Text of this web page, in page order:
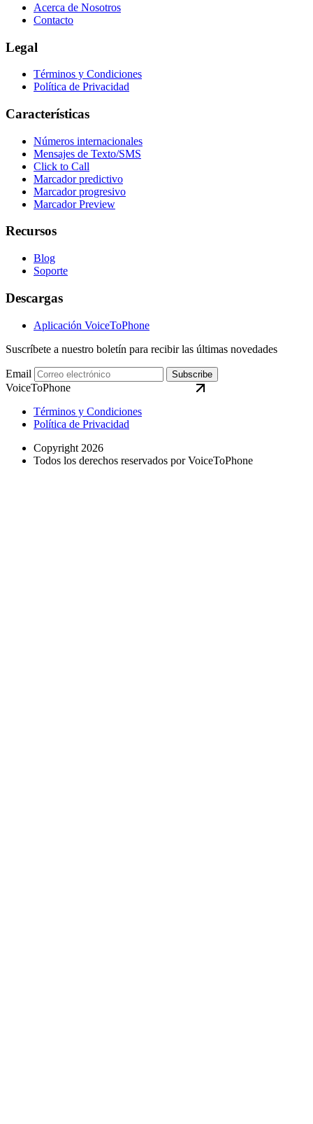
Acerca de Nosotros
Contacto
Legal
Términos y Condiciones
Política de Privacidad
Características
Números internacionales
Mensajes de Texto/SMS
Click to Call
Marcador predictivo
Marcador progresivo
Marcador Preview
Recursos
Blog
Soporte
Descargas
Aplicación VoiceToPhone
Suscríbete a nuestro boletín para recibir las últimas novedades
Email Subscribe
VoiceToPhone
Términos y Condiciones
Política de Privacidad
Copyright 2026
Todos los derechos reservados por VoiceToPhone